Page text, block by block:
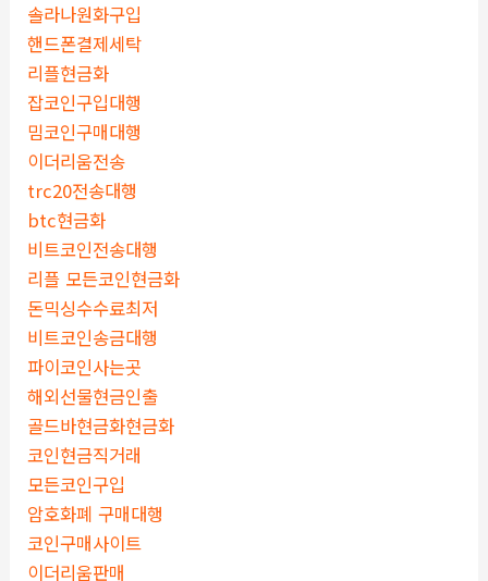
솔라나원화구입
핸드폰결제세탁
리플현금화
잡코인구입대행
밈코인구매대행
이더리움전송
trc20전송대행
btc현금화
비트코인전송대행
리플 모든코인현금화
돈믹싱수수료최저
비트코인송금대행
파이코인사는곳
해외선물현금인출
골드바현금화현금화
코인현금직거래
모든코인구입
암호화폐 구매대행
코인구매사이트
이더리움판매